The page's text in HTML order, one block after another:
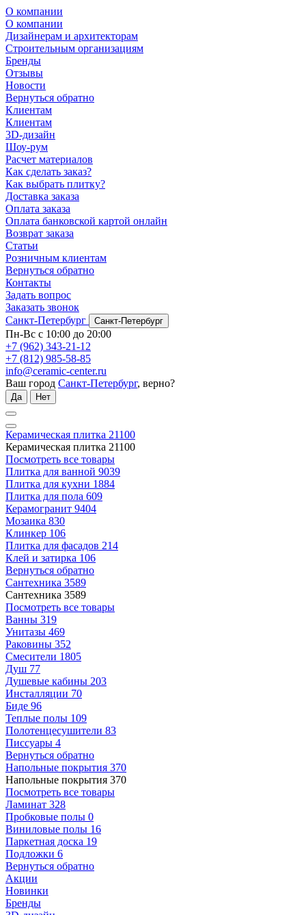
О компании
О компании
Дизайнерам и архитекторам
Строительным организациям
Бренды
Отзывы
Новости
Вернуться обратно
Клиентам
Клиентам
3D-дизайн
Шоу-рум
Расчет материалов
Как сделать заказ?
Как выбрать плитку?
Доставка заказа
Оплата заказа
Оплата банковской картой онлайн
Возврат заказа
Статьи
Розничным клиентам
Вернуться обратно
Контакты
Задать вопрос
Заказать звонок
Санкт-Петербург
Санкт-Петербург
Пн-Вс с 10:00 до 20:00
+7 (962) 343-21-12
+7 (812) 985-58-85
info@ceramic-center.ru
Ваш город Санкт-Петербург, верно?
Да Нет
Керамическая плитка 21100
Керамическая плитка 21100
Посмотреть все товары
Плитка для ванной 9039
Плитка для кухни 1884
Плитка для пола 609
Керамогранит 9404
Мозаика 830
Клинкер 106
Плитка для фасадов 214
Клей и затирка 106
Вернуться обратно
Сантехника 3589
Сантехника 3589
Посмотреть все товары
Ванны 319
Унитазы 469
Раковины 352
Смесители 1805
Душ 77
Душевые кабины 203
Инсталляции 70
Биде 96
Теплые полы 109
Полотенцесушители 83
Писсуары 4
Вернуться обратно
Напольные покрытия 370
Напольные покрытия 370
Посмотреть все товары
Ламинат 328
Пробковые полы 0
Виниловые полы 16
Паркетная доска 19
Подложки 6
Вернуться обратно
Акции
Новинки
Бренды